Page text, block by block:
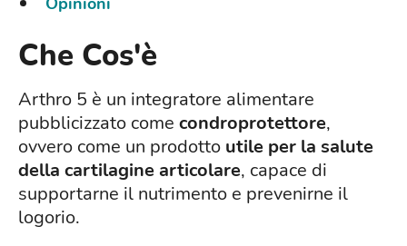
Che Cos'è
Arthro 5 è un integratore alimentare
pubblicizzato come condroprotettore,
ovvero come un prodotto utile per la salute
della cartilagine articolare, capace di
supportarne il nutrimento e prevenirne il
logorio.